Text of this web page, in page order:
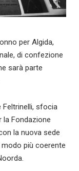
per Algida,
di confezione
sarà parte
Feltrinelli, sfocia
la Fondazione
la nuova sede
modo più coerente